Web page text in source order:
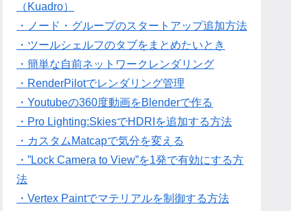
（Kuadro）
・ノード・グループのスタートアップ追加方法
・ツールシェルフのタブをまとめたいとき
・簡単な自前ネットワークレンダリング
・RenderPilotでレンダリング管理
・Youtubeの360度動画をBlenderで作る
・Pro Lighting:SkiesでHDRIを追加する方法
・カスタムMatcapで気分を変える
・”Lock Camera to View”を1発で有効にする方
法
・Vertex Paintでマテリアルを制御する方法